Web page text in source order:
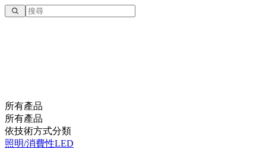
所有產品
所有產品
依技術⽅式分類
照明/消費性LED